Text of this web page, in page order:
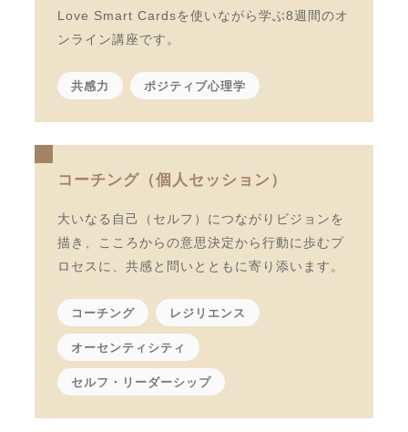
Love Smart Cardsを使いながら学ぶ8週間のオ
ンライン講座です。
共感力 ポジティブ心理学
コーチング（個人セッション）
大いなる自己（セルフ）につながりビジョンを
描き、こころからの意思決定から行動に歩むプ
ロセスに、共感と問いとともに寄り添います。
コーチング レジリエンス
オーセンティシティ
セルフ・リーダーシップ